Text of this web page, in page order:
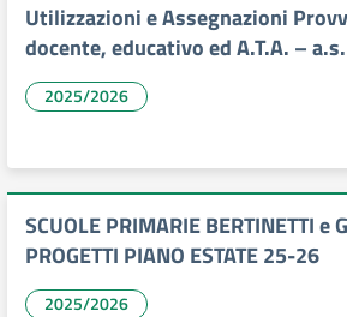
Utilizzazioni e Assegnazioni
docente, educativo ed A.T.A. –
2025/2026
SCUOLE PRIMARIE BERTINETTI e
PROGETTI PIANO ESTATE 25-26
2025/2026